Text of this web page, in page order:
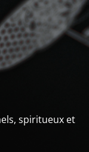
spiritueux et